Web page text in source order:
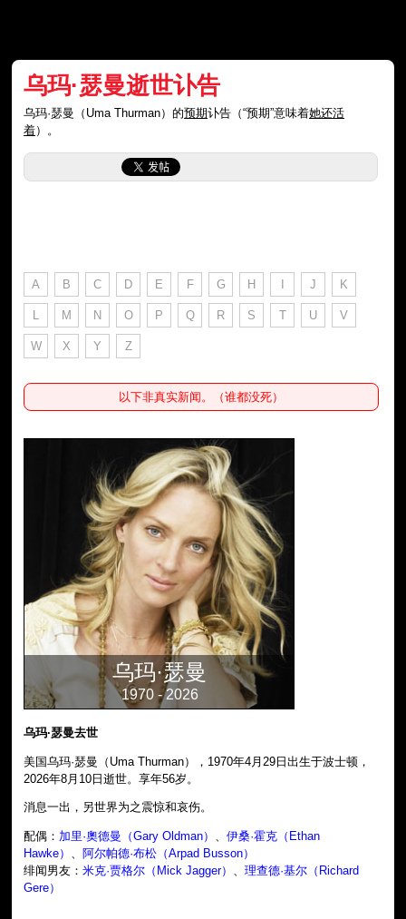
乌玛·瑟曼逝世讣告
乌玛·瑟曼（Uma Thurman）的预期讣告（“预期”意味着她还活
着）。
A B C D E F G H I J K
L M N O P Q R S T U V
W X Y Z
以下非真实新闻。（谁都没死）
乌玛·瑟曼
1970 - 2026
乌玛·瑟曼去世
美国乌玛·瑟曼（Uma Thurman），1970年4月29日出生于波士顿，
2026年8月10日逝世。享年56岁。
消息一出，另世界为之震惊和哀伤。
配偶： 加里·奧德曼（Gary Oldman） 、伊桑·霍克（Ethan
Hawke） 、 阿尔帕德·布松（Arpad Busson）
绯闻男友：米克·贾格尔（Mick Jagger） 、理查德·基尔（Richard
Gere）